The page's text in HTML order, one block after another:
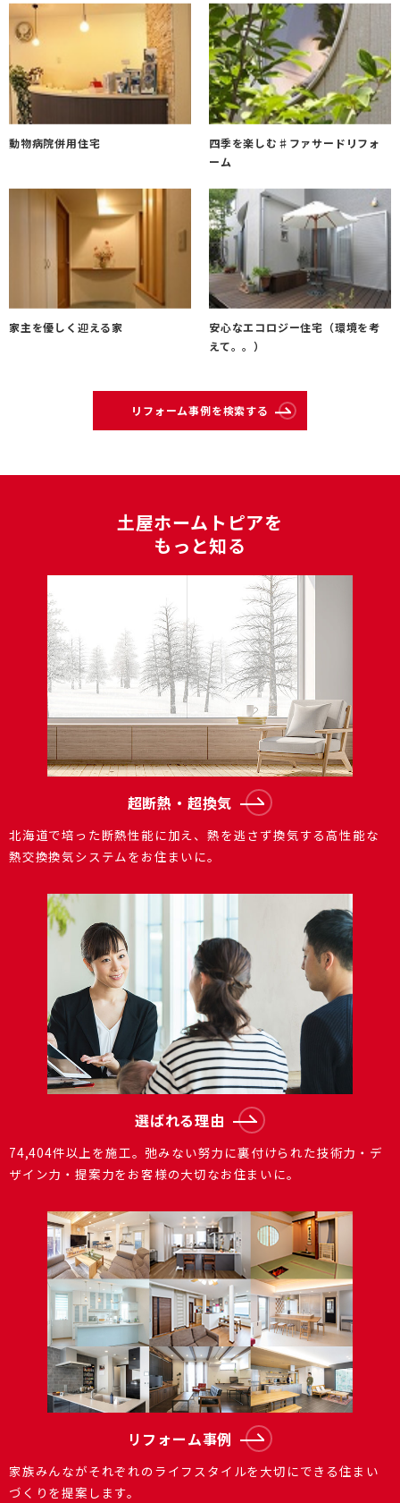
動物病院併用住宅
四季を楽しむ♯ファサードリフォ
ーム
家主を優しく迎える家
安心なエコロジー住宅（環境を考
えて。。）
リフォーム事例を検索する
⼟屋ホームトピアを
もっと知る
超断熱・超換気
北海道で培った断熱性能に加え、熱を逃さず換気する⾼性能な
熱交換換気システムをお住まいに。
選ばれる理由
74,404件以上を施⼯。弛みない努⼒に裏付けられた技術⼒・デ
ザイン⼒・提案⼒をお客様の⼤切なお住まいに。
リフォーム事例
家族みんながそれぞれのライフスタイルを大切にできる住まい
づくりを提案します。